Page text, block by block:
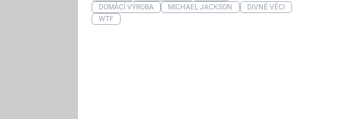
DOMÁCÍ VÝROBA
MICHAEL JACKSON
DIVNÉ VĚCI
WTF